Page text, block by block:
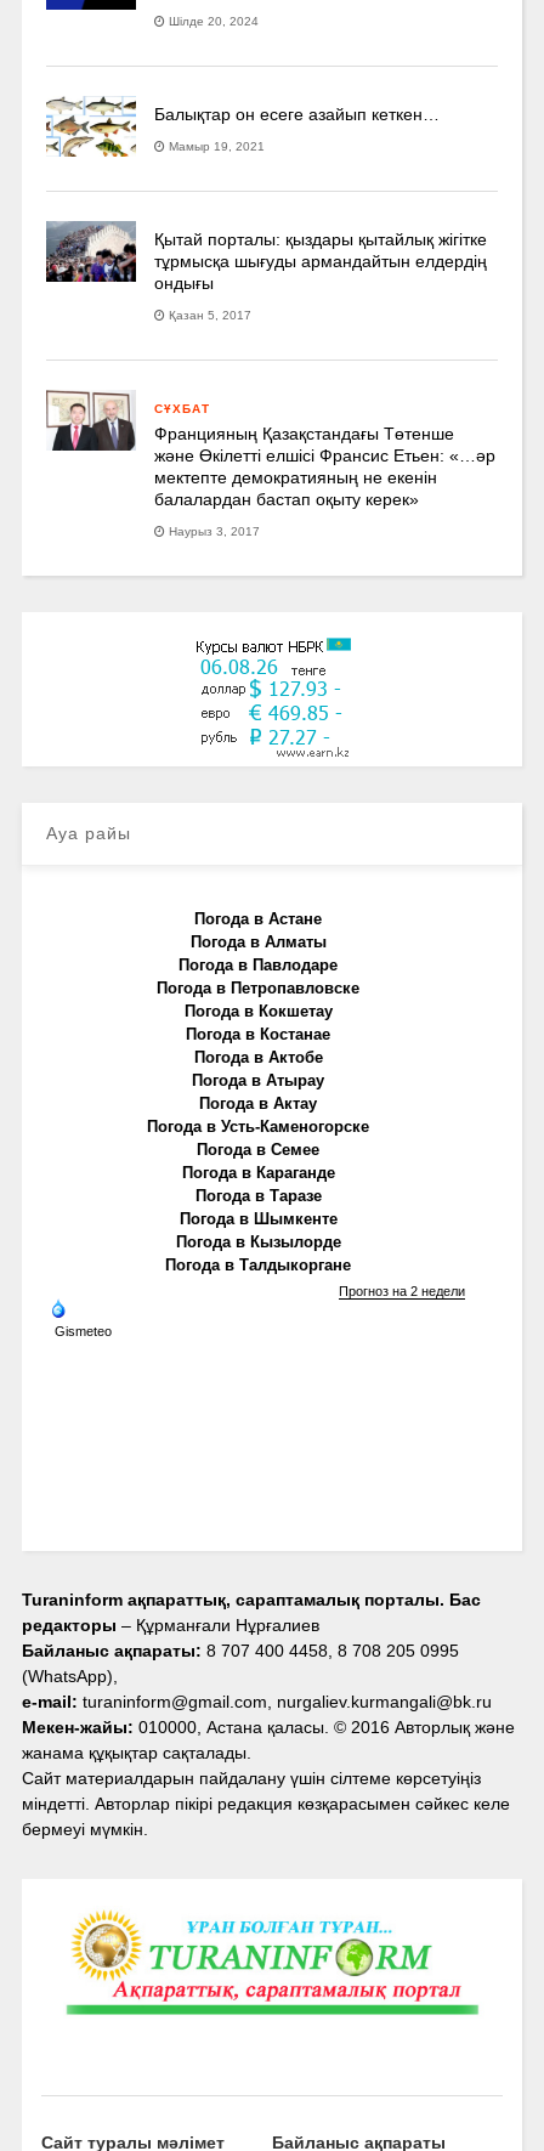
Шілде 20, 2024
Балықтар он есеге азайып кеткен…
Мамыр 19, 2021
Қытай порталы: қыздары қытайлық жігітке
тұрмысқа шығуды армандайтын елдердің
ондығы
Қазан 5, 2017
СҰХБАТ
Францияның Қазақстандағы Төтенше
және Өкілетті елшісі Франсис Етьен: «…әр
мектепте демократияның не екенін
балалардан бастап оқыту керек»
Наурыз 3, 2017
Ауа райы
Погода в Астане
Погода в Алматы
Погода в Павлодаре
Погода в Петропавловске
Погода в Кокшетау
Погода в Костанае
Погода в Актобе
Погода в Атырау
Погода в Актау
Погода в Усть-Каменогорске
Погода в Семее
Погода в Караганде
Погода в Таразе
Погода в Шымкенте
Погода в Кызылорде
Погода в Талдыкоргане
Gismeteo
Прогноз на 2 недели
Turaninform ақпараттық, сараптамалық порталы. Бас
редакторы – Құрманғали Нұрғалиев
Байланыс ақпараты: 8 707 400 4458, 8 708 205 0995
(WhatsApp),
e-mail: turaninform@gmail.com, nurgaliev.kurmangali@bk.ru
Мекен-жайы: 010000, Астана қаласы. © 2016 Авторлық және
жанама құқықтар сақталады.
Сайт материалдарын пайдалану үшін сілтеме көрсетуіңіз
міндетті. Авторлар пікірі редакция көзқарасымен сәйкес келе
бермеуі мүмкін.
Сайт туралы мәлімет Байланыс ақпараты